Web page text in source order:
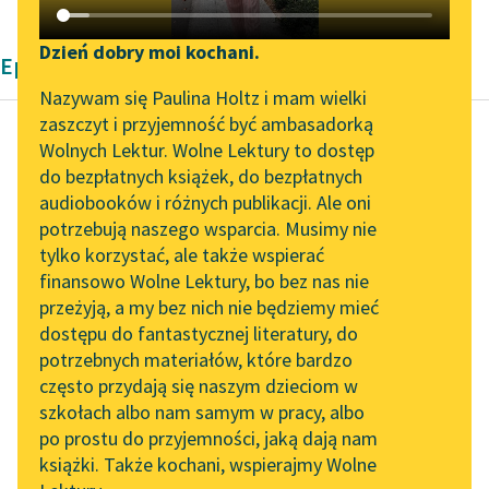
Katalog DAISY
Podkasty o książkach
Zgłoś brak utworu
Aktualności
„Prokurator Alicja Horn”
do słuchania
Byliśmy częścią AI Impact
Lab
Zapraszamy na spotkanie
online z tłumaczkami
literatury skandynawskiej
Spotkanie z Katarzyną
Tunkiel w Oslo
102. lata temu zmarł
Joseph Conrad
Narzędzia
Mapa Wolnych Lektur
Leśmianator
Przewodnik dla piszących i
czytających
API
OAI-PMH
Widget Wolnych Lektur
Przypisy
Dzień dobry moi kochani.
Nazywam się Paulina Holtz i mam wielki
zaszczyt i przyjemność być ambasadorką
Wolnych Lektur. Wolne Lektury to dostęp
do bezpłatnych książek, do bezpłatnych
audiobooków i różnych publikacji. Ale oni
potrzebują naszego wsparcia. Musimy nie
tylko korzystać, ale także wspierać
finansowo Wolne Lektury, bo bez nas nie
przeżyją, a my bez nich nie będziemy mieć
dostępu do fantastycznej literatury, do
potrzebnych materiałów, które bardzo
często przydają się naszym dzieciom w
szkołach albo nam samym w pracy, albo
po prostu do przyjemności, jaką dają nam
książki. Także kochani, wspierajmy Wolne
Epika Bolesław Prus
Bolesław Prus
Katarynka
Czytaj więcej